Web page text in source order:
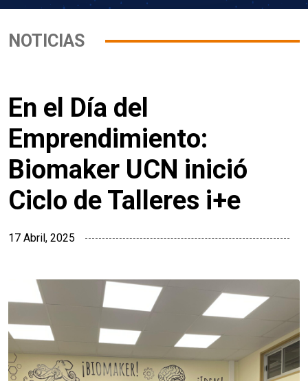
NOTICIAS
En el Día del
Emprendimiento:
Biomaker UCN inició
Ciclo de Talleres i+e
17 Abril, 2025